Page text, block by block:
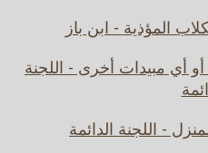
المؤذية - ابن باز
أي مبيدات أخرى - اللجنة
- اللجنة الدائمة